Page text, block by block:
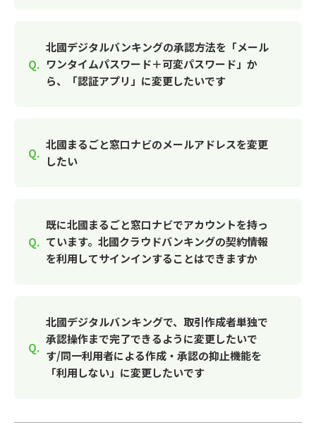
北國デジタルバンキングの承認方法を「メール
ワンタイムパスワード＋可変パスワード」か
ら、「認証アプリ」に変更したいです
北國まるごと窓口ナビのメールアドレスを変更
したい
既に北國まるごと窓口ナビでアカウントを持っ
ています。北國クラウドバンキングの契約情報
を利用してサインインすることはできますか
北國デジタルバンキングで、取引作成者単独で
承認操作まで完了できるように変更したいで
す/同一利用者による作成・承認の抑止機能を
「利用しない」に変更したいです